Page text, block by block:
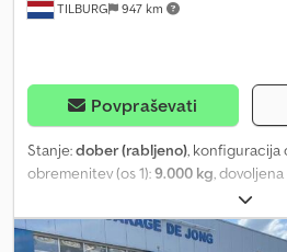
TILBURG 947 km
Povpraševati
Stanje:dober (rabljeno), konfiguracija
obremenitev (os 1):9.000 kg,
, dovoljena osna obremenitev
registracija:07/2020, skupna dolžina:
2.550 mm, skupna višina:1.300 mm ,